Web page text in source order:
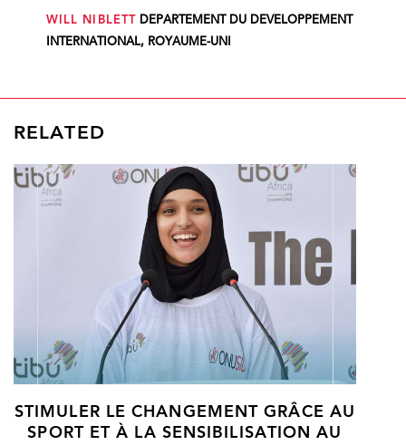
WILL NIBLETT DEPARTEMENT DU DEVELOPPEMENT
INTERNATIONAL, ROYAUME-UNI
RELATED
STIMULER LE CHANGEMENT GRÂCE AU
SPORT ET À LA SENSIBILISATION AU